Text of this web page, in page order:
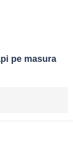
pe masura